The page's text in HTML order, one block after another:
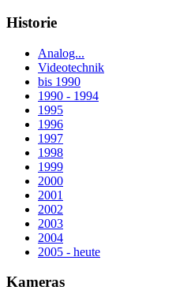
Historie
Analog...
Videotechnik
bis 1990
1990 - 1994
1995
1996
1997
1998
1999
2000
2001
2002
2003
2004
2005 - heute
Kameras